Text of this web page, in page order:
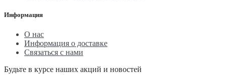
Информация
О нас
Информация о доставке
Связаться с нами
Будьте в курсе наших акций и новостей